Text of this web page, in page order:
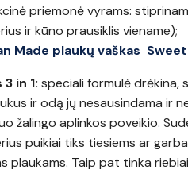
priemonė vyrams:
ir kūno prausiklis viename);
Made plaukų vaškas
in 1: speciali formulė drėkina,
ir odą jų nesausindama ir
žalingo aplinkos poveikio.
puikiai tiks tiesiems ar
plaukams. Taip pat tinka